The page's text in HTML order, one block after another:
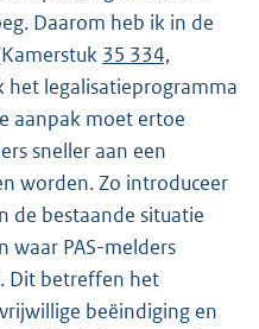
Daarom heb ik in de
35 334,
het legalisatieprogramma
aanpak moet ertoe
sneller aan een
worden. Zo introduceer
de bestaande situatie
waar PAS-melders
Dit betreffen het
beëindiging en